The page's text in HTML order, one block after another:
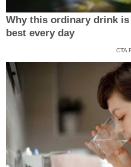
Why this ordinary drink
best every day
CTA